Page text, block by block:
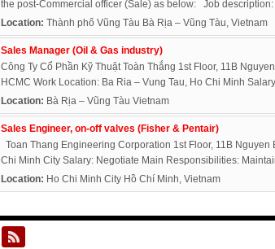
the post-Commercial officer (Sale) as below: Job description:
Location: Thành phố Vũng Tàu Bà Rịa – Vũng Tàu, Vietnam
Sales Manager (Oil & Gas industry)
Công Ty Cổ Phần Kỹ Thuật Toàn Thắng 1st Floor, 11B
HCMC Work Location: Ba Ria – Vung Tau, Ho Chi Minh
Location: Bà Rịa – Vũng Tàu Vietnam
Sales Engineer, on-off valves (Fisher & Pentair)
Toan Thang Engineering Corporation 1st Floor, 11B
Chi Minh City Salary: Negotiate Main Responsibilities:
Location: Ho Chi Minh City Hồ Chí Minh, Vietnam